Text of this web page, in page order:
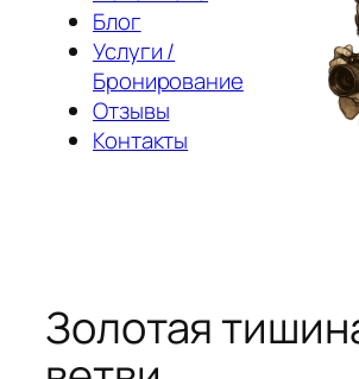
Блог
Услуги /
Бронирование
Отзывы
Контакты
Золотая